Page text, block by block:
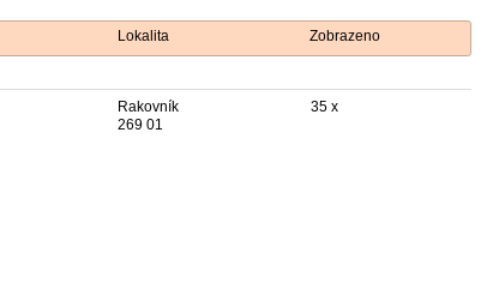
Lokalita Zobrazeno
Rakovník
269 01
35 x